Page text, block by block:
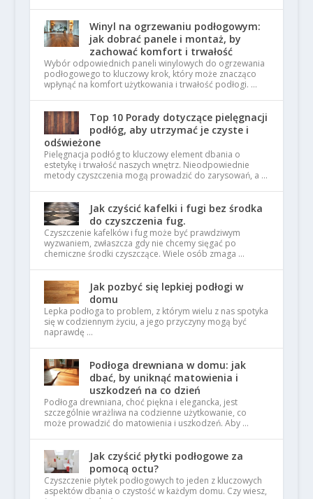
Winyl na ogrzewaniu podłogowym:
jak dobrać panele i montaż, by
zachować komfort i trwałość
Wybór odpowiednich paneli winylowych do ogrzewania
podłogowego to kluczowy krok, który może znacząco
wpłynąć na komfort użytkowania i trwałość podłogi. …
Top 10 Porady dotyczące pielęgnacji
podłóg, aby utrzymać je czyste i
odświeżone
Pielęgnacja podłóg to kluczowy element dbania o
estetykę i trwałość naszych wnętrz. Nieodpowiednie
metody czyszczenia mogą prowadzić do zarysowań, a …
Jak czyścić kafelki i fugi bez środka
do czyszczenia fug.
Czyszczenie kafelków i fug może być prawdziwym
wyzwaniem, zwłaszcza gdy nie chcemy sięgać po
chemiczne środki czyszczące. Wiele osób zmaga …
Jak pozbyć się lepkiej podłogi w
domu
Lepka podłoga to problem, z którym wielu z nas spotyka
się w codziennym życiu, a jego przyczyny mogą być
naprawdę …
Podłoga drewniana w domu: jak
dbać, by uniknąć matowienia i
uszkodzeń na co dzień
Podłoga drewniana, choć piękna i elegancka, jest
szczególnie wrażliwa na codzienne użytkowanie, co
może prowadzić do matowienia i uszkodzeń. Aby …
Jak czyścić płytki podłogowe za
pomocą octu?
Czyszczenie płytek podłogowych to jeden z kluczowych
aspektów dbania o czystość w każdym domu. Czy wiesz,